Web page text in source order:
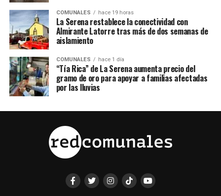
COMUNALES hace 19 horas
La Serena restablece la conectividad con
Almirante Latorre tras más de dos semanas de
aislamiento
COMUNALES hace 1 día
“Tía Rica” de La Serena aumenta precio del
gramo de oro para apoyar a familias afectadas
por las lluvias